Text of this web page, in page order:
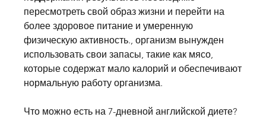
пересмотреть свой образ жизни и перейти на
более здоровое питание и умеренную
физическую активность., организм вынужден
использовать свои запасы, такие как мясо,
которые содержат мало калорий и обеспечивают
нормальную работу организма.
Что можно есть на 7-дневной английской диете?